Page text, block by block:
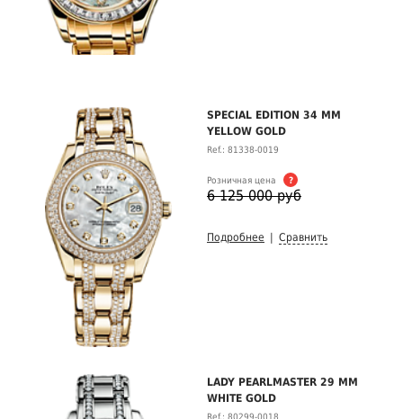
SPECIAL EDITION 34 MM
YELLOW GOLD
Ref.: 81338-0019
Розничная цена ?
6 125 000 руб
Подробнее Сравнить
LADY PEARLMASTER 29 MM
WHITE GOLD
Ref.: 80299-0018